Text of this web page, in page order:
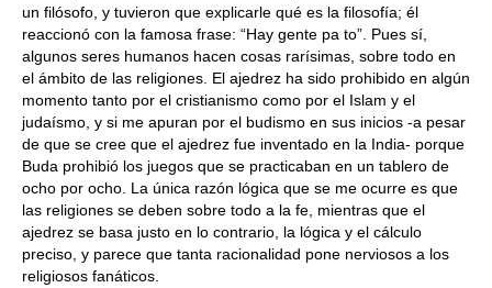
un filósofo, y tuvieron que explicarle qué es la filosofía; él
reaccionó con la famosa frase: “Hay gente pa to”. Pues sí,
algunos seres humanos hacen cosas rarísimas, sobre todo en
el ámbito de las religiones. El ajedrez ha sido prohibido en algún
momento tanto por el cristianismo como por el Islam y el
judaísmo, y si me apuran por el budismo en sus inicios -a pesar
de que se cree que el ajedrez fue inventado en la India- porque
Buda prohibió los juegos que se practicaban en un tablero de
ocho por ocho. La única razón lógica que se me ocurre es que
las religiones se deben sobre todo a la fe, mientras que el
ajedrez se basa justo en lo contrario, la lógica y el cálculo
preciso, y parece que tanta racionalidad pone nerviosos a los
religiosos fanáticos.